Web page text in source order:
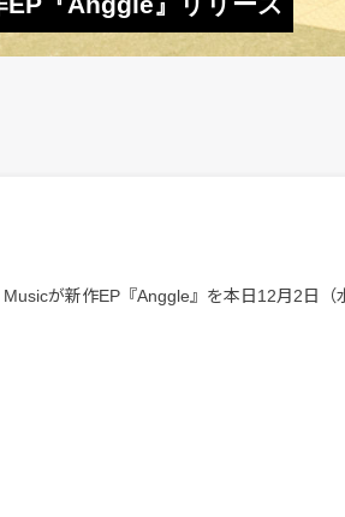
が新作EP『Anggle』を本日12月2日（